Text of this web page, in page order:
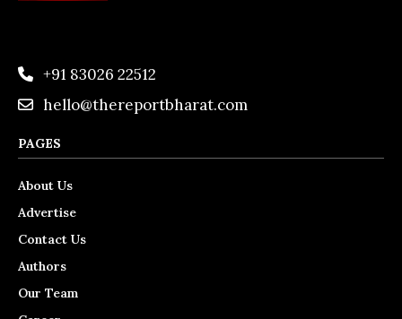
+91 83026 22512
hello@thereportbharat.com
PAGES
About Us
Advertise
Contact Us
Authors
Our Team